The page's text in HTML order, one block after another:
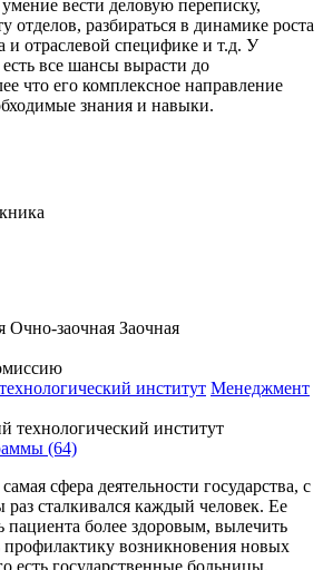
вести деловую переписку,
отделов, разбираться в динамике роста
и отраслевой специфике и т.д. У
все шансы вырасти до
что его комплексное направление
знания и навыки.
Очно-заочная Заочная
институт Менеджмент
(64)
сфера деятельности государства, с
раз сталкивался каждый человек. Ее
пациента более здоровым, вылечить
профилактику возникновения новых